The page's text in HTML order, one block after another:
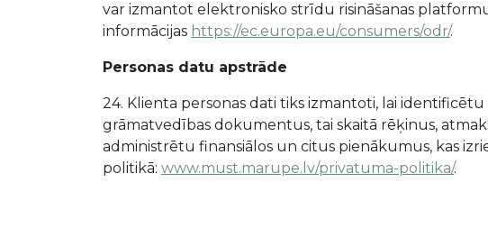
var izmantot elektronisko strīdu risināšanas
informācijas https://ec.europa.eu/consumers/odr/.
Personas datu apstrāde
24. Klienta personas dati tiks izmantoti, lai
grāmatvedības dokumentus, tai skaitā rēķinus,
administrētu finansiālos un citus pienākumus, kas
politikā: www.must.marupe.lv/privatuma-politika/.